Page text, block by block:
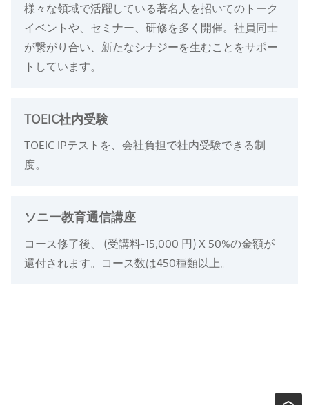
様々な領域で活躍している著名人を招いてのトーク
イベントや、セミナー、研修を多く開催。社員同士
が繋がり合い、新たなシナジーを生むことをサポー
トしています。
TOEIC社内受験
TOEIC IPテストを、会社負担で社内受験できる制
度。
ソニー教育通信講座
コース修了後、 (受講料-15,000 円) X 50%の金額が
還付されます。コース数は450種類以上。